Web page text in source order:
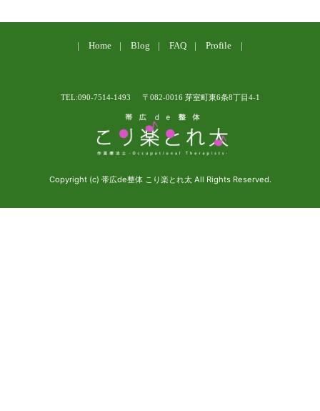
Home Blog FAQ Profile
TEL:090-7514-1493 〒082-0016 芽室町東6条8丁目4-1
Copyright (c) 帯広de整体 こり楽とれ太 All Rights Reserved.